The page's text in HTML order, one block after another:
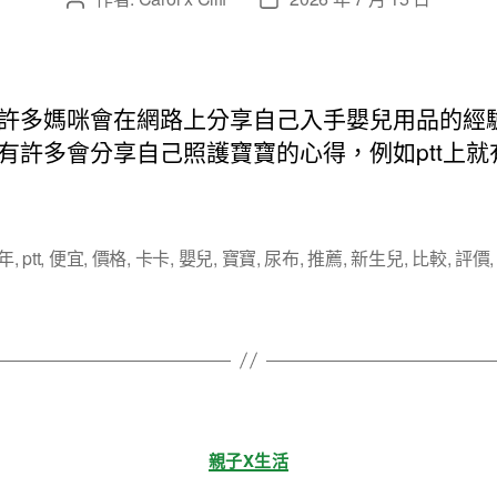
日
期
多媽咪會在網路上分享自己入手嬰兒用品的經
許多會分享自己照護寶寶的心得，例如ptt上就
, ptt, 便宜, 價格, 卡卡, 嬰兒, 寶寶, 尿布,推薦,新生兒, 比較,評價,
分
類
親子X生活